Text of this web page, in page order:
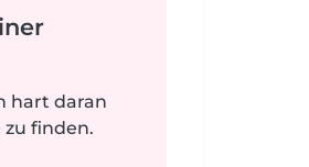
hart daran
finden.